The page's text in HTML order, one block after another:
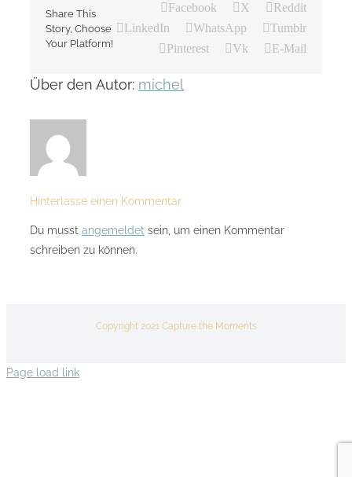
Share This
Story, Choose
Your Platform!
Facebook X
Reddit
LinkedIn
WhatsApp
Tumblr
Pinterest
Vk E-Mail
Über den Autor: michel
Hinterlasse einen Kommentar
Du musst angemeldet sein, um einen Kommentar
schreiben zu können.
Copyright 2021 Capture the Moments
Page load link